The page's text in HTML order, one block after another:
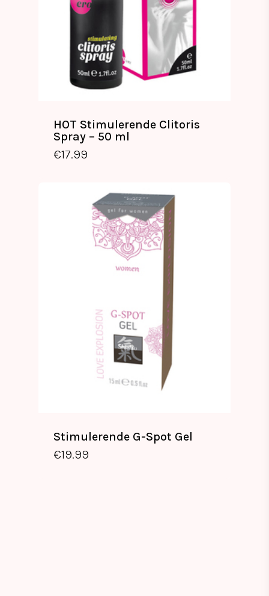
HOT Stimulerende Clitoris
Spray – 50 ml
€17.99
€
Stimulerende G-Spot Gel
€19.99
€ 19.99